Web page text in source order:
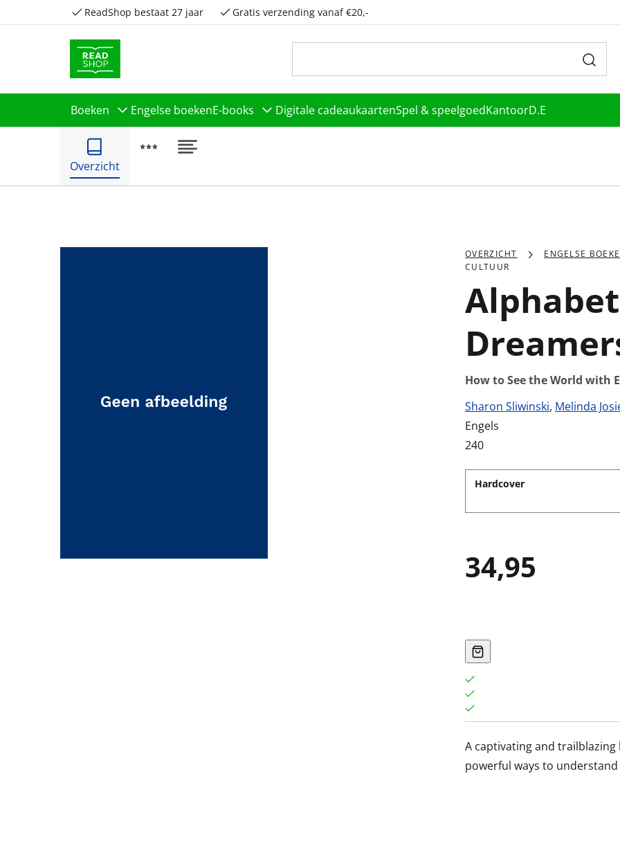
ReadShop bestaat 27 jaar Gratis verzending vanaf €20,-
Boeken Engelse boekenE-books Digitale cadeaukaartenSpel & speelgoedKantoorD.E
Overzicht
OVERZICHT
ENGELSE
CULTUUR
How to See the World with
Sharon Sliwinski, Melinda
Engels
240
Hardcover
34,95
A captivating and
powerful ways to